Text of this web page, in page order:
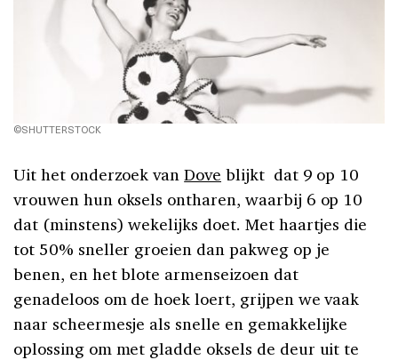
©SHUTTERSTOCK
Uit het onderzoek vanDove blijkt dat 9 op 10
vrouwen hun oksels ontharen, waarbij 6 op 10
dat (minstens) wekelijks doet. Met haartjes die
tot 50% sneller groeien dan pakweg op je
benen, en het blote armenseizoen dat
genadeloos om de hoek loert, grijpen we vaak
naar scheermesje als snelle en gemakkelijke
oplossing om met gladde oksels de deur uit te